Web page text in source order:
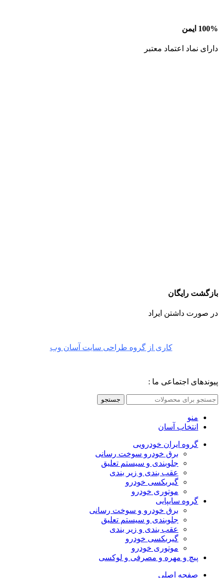
100% ایمن
دارای نماد اعتماد معتبر
بازگشت رایگان
در صورت داشتن ایراد
کاری از گروه طراحی سایت آسان وب
پیوندهای اجتماعی ما :
جستجو
منو
انتخاب آسان
گروه ایران خودرویی
برق خودرو سوخت رسانی
جلوبندی و سیستم تعلیق
عقب بندی و زیر بندی
گیربکسی خودرو
موتوری خودرو
گروه سایپایی
برق خودرو و سوخت رسانی
جلوبندی و سیستم تعلیق
عقب بندی و زیر بندی
گیربکسی خودرو
موتوری خودرو
پیچ و مهره و مصرفی و لوکسی
صفحه اصلی